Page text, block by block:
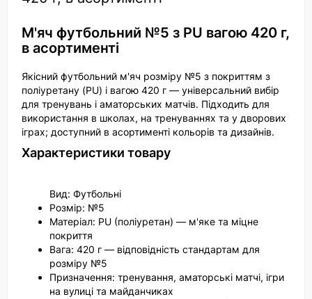
М'яч футбольний №5 з PU вагою 420 г,
в асортименті
Якісний футбольний м'яч розміру №5 з покриттям з
поліуретану (PU) і вагою 420 г — універсальний вибір
для тренувань і аматорських матчів. Підходить для
використання в школах, на тренуваннях та у дворових
іграх; доступний в асортименті кольорів та дизайнів.
Характеристики товару
Вид: Футбольні
Розмір: №5
Матеріал: PU (поліуретан) — м'яке та міцне
покриття
Вага: 420 г — відповідність стандартам для
розміру №5
Призначення: тренування, аматорські матчі, ігри
на вулиці та майданчиках